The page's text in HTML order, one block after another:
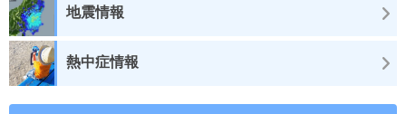
地震情報
熱中症情報